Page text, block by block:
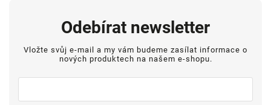
Odebírat newsletter
Vložte svůj e-mail a my vám budeme zasílat informace o
nových produktech na našem e-shopu.